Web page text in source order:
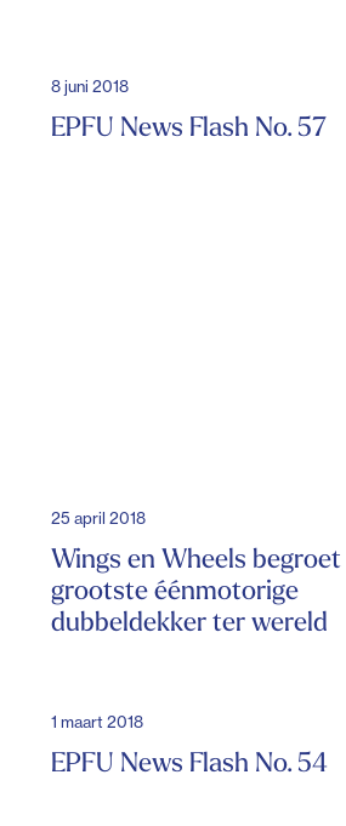
8 juni 2018
EPFU News Flash No. 57
25 april 2018
Wings en Wheels begroet
grootste éénmotorige
dubbeldekker ter wereld
1 maart 2018
EPFU News Flash No. 54